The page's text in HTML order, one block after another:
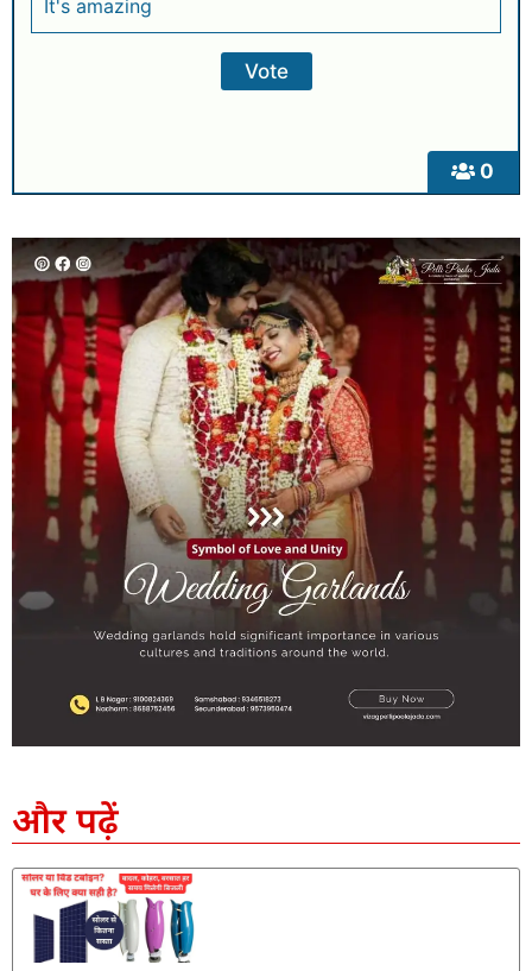
0
It's amazing
और पढ़ें